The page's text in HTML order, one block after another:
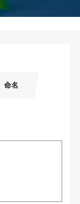
命名